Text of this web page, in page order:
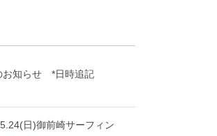
知らせ *日時追記
日)御前崎サーフィン